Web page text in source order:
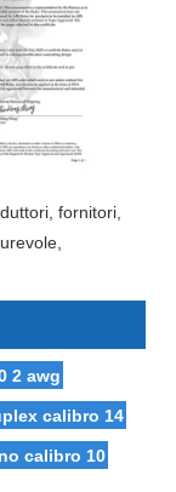
fornitori,
2 awg
calibro 14
calibro 10